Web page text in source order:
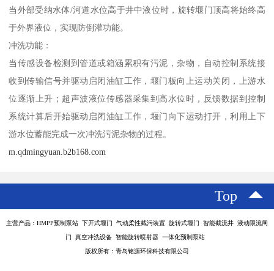
当外部受纳水体/河道水位高于井中液位时，旋转堰门顶高将始终高
于外界液位，实现防倒灌功能。
冲洗功能：
当传感设备检测到管道或箱涵累积有污泥，杂物，自动控制系统接
收到传输信号并驱动启闭油缸工作，堰门板向上运动关闭，上游水
位逐渐上升；超声波液位传感器采集到高水位时，反馈数据到控制
系统计算后开始驱动启闭油缸工作，堰门向下运动打开，利用上下
游水位蓄能完成一次冲洗污泥杂物的过程。
m.qdmingyuan.b2b168.com
Top
主营产品：HMPP预制泵站 下开式堰门 气动柔性截污装置 旋转式堰门 智能截流井 液动限流闸
门 真空冲洗设备 智能旋转喷射器 一体化预制泵站
版权所有：青岛铭源环保科技有限公司